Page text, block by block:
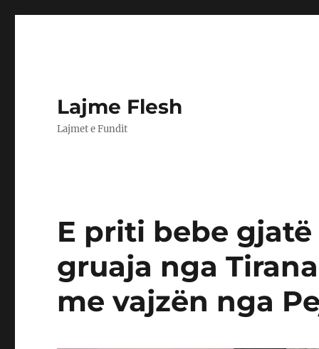
Lajme Flesh
Lajmet e Fundit
E priti bebe gjatë
gruaja nga
me vajzën nga